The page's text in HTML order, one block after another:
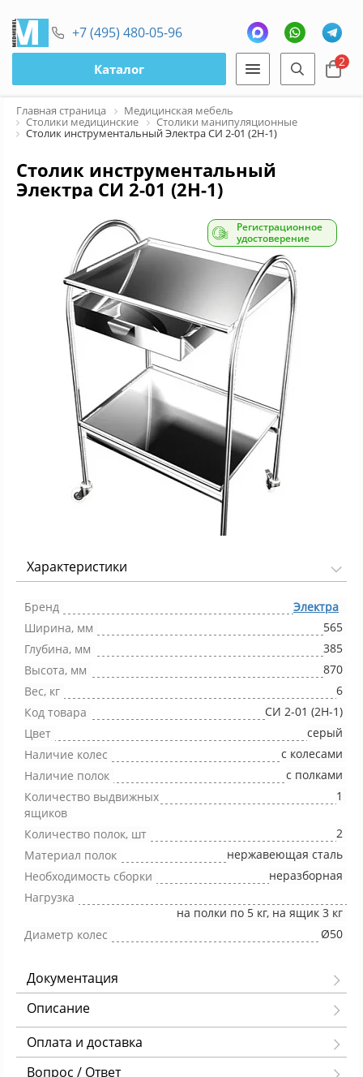
+7 (495) 480-05-96
Каталог 2
Главная страница Медицинская мебель
Столики медицинские Столики манипуляционные
Столик инструментальный Электра СИ 2-01 (2Н-1)
Столик инструментальный
Электра СИ 2-01 (2Н-1)
Регистрационное
удостоверение
Характеристики
Бренд
Электра
Ширина, мм
565
Глубина, мм
385
Высота, мм
870
Вес, кг
6
Код товара
СИ 2-01 (2Н-1)
Цвет
серый
Наличие колес
с колесами
Наличие полок
с полками
Количество выдвижных
ящиков
1
Количество полок, шт
2
Материал полок
нержавеющая сталь
Необходимость сборки
неразборная
Нагрузка
на полки по 5 кг, на ящик 3 кг
Диаметр колес
Ø50
Документация
Описание
Оплата и доставка
Вопрос / Ответ